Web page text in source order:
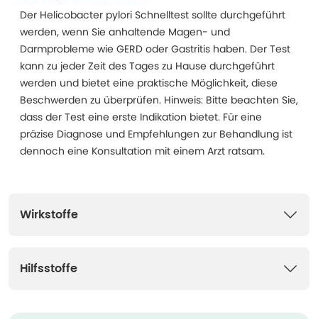
Der Helicobacter pylori Schnelltest sollte durchgeführt
werden, wenn Sie anhaltende Magen- und
Darmprobleme wie GERD oder Gastritis haben. Der Test
kann zu jeder Zeit des Tages zu Hause durchgeführt
werden und bietet eine praktische Möglichkeit, diese
Beschwerden zu überprüfen. Hinweis: Bitte beachten Sie,
dass der Test eine erste Indikation bietet. Für eine
präzise Diagnose und Empfehlungen zur Behandlung ist
dennoch eine Konsultation mit einem Arzt ratsam.
Wirkstoffe
Hilfsstoffe